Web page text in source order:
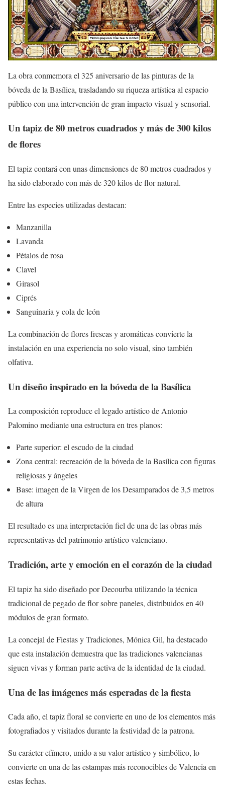
La obra conmemora el 325 aniversario de las pinturas de la
bóveda de la Basílica, trasladando su riqueza artística al espacio
público con una intervención de gran impacto visual y sensorial.
Un tapiz de 80 metros cuadrados y más de 300 kilos
de flores
El tapiz contará con unas dimensiones de 80 metros cuadrados y
ha sido elaborado con más de 320 kilos de flor natural.
Entre las especies utilizadas destacan:
Manzanilla
Lavanda
Pétalos de rosa
Clavel
Girasol
Ciprés
Sanguinaria y cola de león
La combinación de flores frescas y aromáticas convierte la
instalación en una experiencia no solo visual, sino también
olfativa.
Un diseño inspirado en la bóveda de la Basílica
La composición reproduce el legado artístico de Antonio
Palomino mediante una estructura en tres planos:
Parte superior: el escudo de la ciudad
Zona central: recreación de la bóveda de la Basílica con figuras
religiosas y ángeles
Base: imagen de la Virgen de los Desamparados de 3,5 metros
de altura
El resultado es una interpretación fiel de una de las obras más
representativas del patrimonio artístico valenciano.
Tradición, arte y emoción en el corazón de la ciudad
El tapiz ha sido diseñado por Decourba utilizando la técnica
tradicional de pegado de flor sobre paneles, distribuidos en 40
módulos de gran formato.
La concejal de Fiestas y Tradiciones, Mónica Gil, ha destacado
que esta instalación demuestra que las tradiciones valencianas
siguen vivas y forman parte activa de la identidad de la ciudad.
Una de las imágenes más esperadas de la fiesta
Cada año, el tapiz floral se convierte en uno de los elementos más
fotografiados y visitados durante la festividad de la patrona.
Su carácter efímero, unido a su valor artístico y simbólico, lo
convierte en una de las estampas más reconocibles de Valencia en
estas fechas.